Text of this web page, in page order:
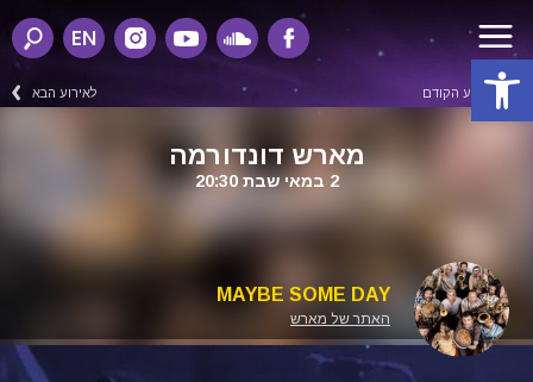
פתח סרגל נגישות
EN
לאירוע הקודם לאירוע הבא
מארש דונדורמה
2 במאי שבת 20:30
MAYBE SOME DAY
האתר של מארש